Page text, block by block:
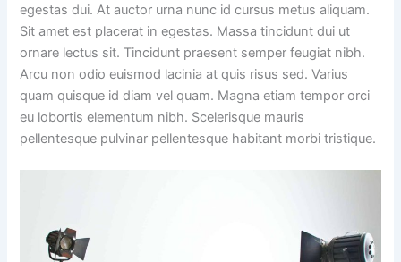
egestas dui. At auctor urna nunc id cursus metus aliquam.
Sit amet est placerat in egestas. Massa tincidunt dui ut
ornare lectus sit. Tincidunt praesent semper feugiat nibh.
Arcu non odio euismod lacinia at quis risus sed. Varius
quam quisque id diam vel quam. Magna etiam tempor orci
eu lobortis elementum nibh. Scelerisque mauris
pellentesque pulvinar pellentesque habitant morbi tristique.